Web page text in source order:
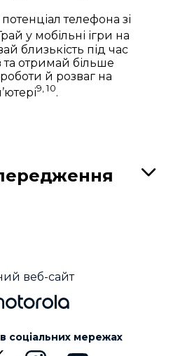
телефона зі
у мобільні ігри на
близькість під час
та отримай більше
й розваг на
9, 10.
веб-сайт
соціальних мережах